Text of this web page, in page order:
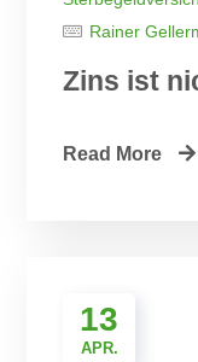
Rainer
Zins ist
Read More
13
APR.